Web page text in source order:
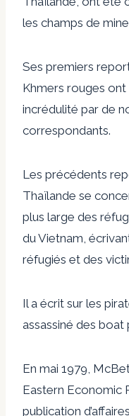
les champs de
Ses premiers
Khmers rouges ont
incrédulité par de
correspondants.
Les précédents
Thaïlande se
plus large des
du Vietnam,
réfugiés et des
Il a écrit sur les
assassiné des
En mai 1979,
Eastern Economic
publication